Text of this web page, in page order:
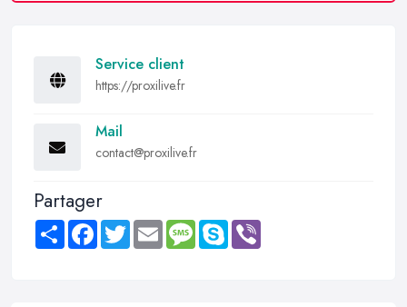
Service client
https://proxilive.fr
Mail
contact@proxilive.fr
Partager
Share FacebookTwitter Email MessageSkype